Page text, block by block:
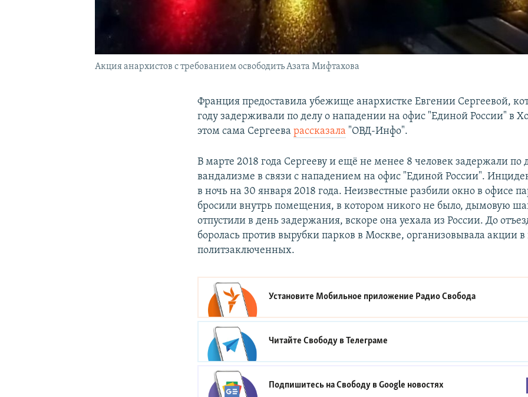
Акция анархистов с требованием освободить Азата Мифтахова
Франция предоставила убежище анархистке Евгении Сергеевой,
году задерживали по делу о нападении на офис "Единой России" в
этом сама Сергееварассказала "ОВД-Инфо".
В марте 2018 года Сергееву и ещё не менее 8 человек задержали по
вандализме в связи с нападением на офис "Единой России".
в ночь на 30 января 2018 года. Неизвестные разбили окно в офисе
бросили внутрь помещения, в котором никого не было, дымовую
отпустили в день задержания, вскоре она уехала из России. До
боролась против вырубки парков в Москве, организовывала акции
политзаключенных.
Установите Мобильное приложение Радио Свобода
Читайте Свободу вТелеграме
Подпишитесь на Свободу вGoogle новостях